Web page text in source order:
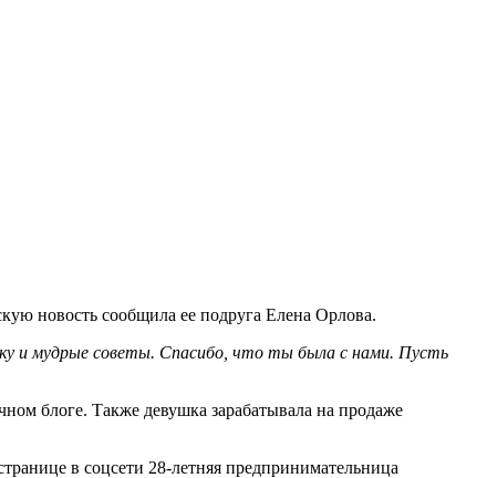
новость сообщила ее подруга Елена Орлова.
и мудрые советы. Спасибо, что ты была с нами. Пусть
блоге. Также девушка зарабатывала на продаже
в соцсети 28-летняя предпринимательница